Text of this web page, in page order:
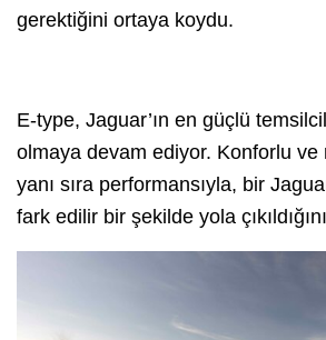
gerektiğini ortaya koydu.
E-type, Jaguar’ın en güçlü
olmaya devam ediyor. Konforlu ve
yanı sıra performansıyla, bir
fark edilir bir şekilde yola